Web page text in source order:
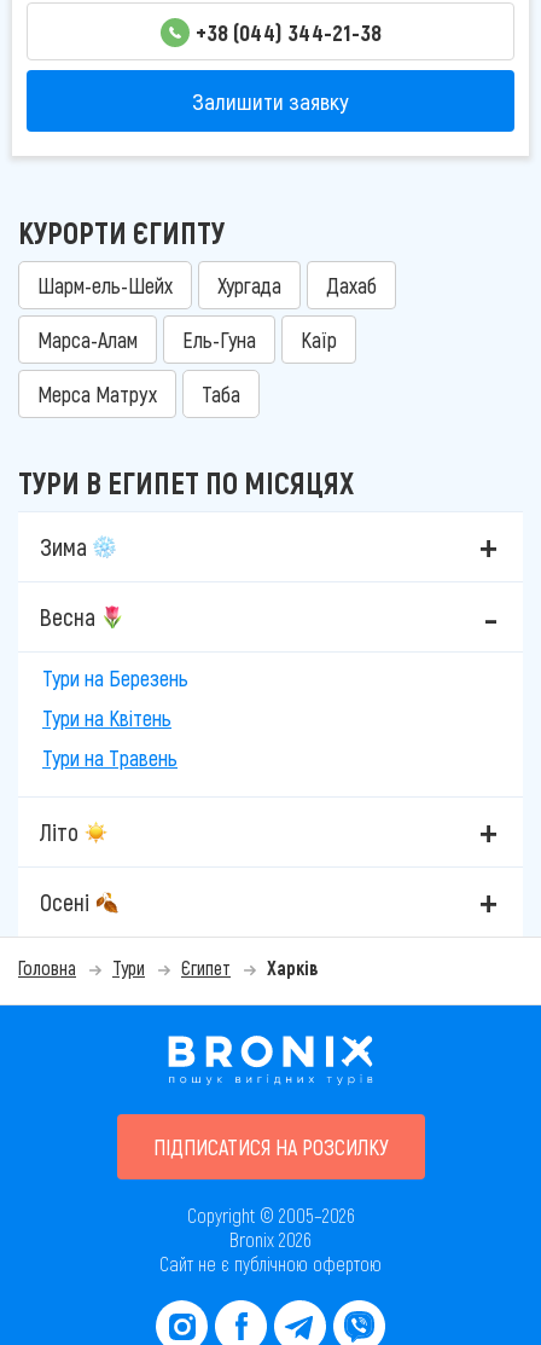
+38 (044) 344-21-38
Залишити заявку
КУРОРТИ ЄГИПТУ
Шарм-ель-Шейх Хургада Дахаб
Марса-Алам Ель-Гуна Каїр
Мерса Матрух Таба
ТУРИ В ЕГИПЕТ ПО МІСЯЦЯХ
Зима
Весна
Тури на Березень
Тури на Квітень
Тури на Травень
Літо
Осені
Головна Тури Єгипет Харків
ПІДПИСАТИСЯ НА РОЗСИЛКУ
Copyright © 2005–2026
Bronix 2026
Сайт не є публічною офертою